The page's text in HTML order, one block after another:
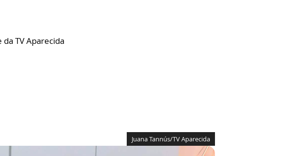
TV Aparecida
Juana Tannús/TV Aparecida